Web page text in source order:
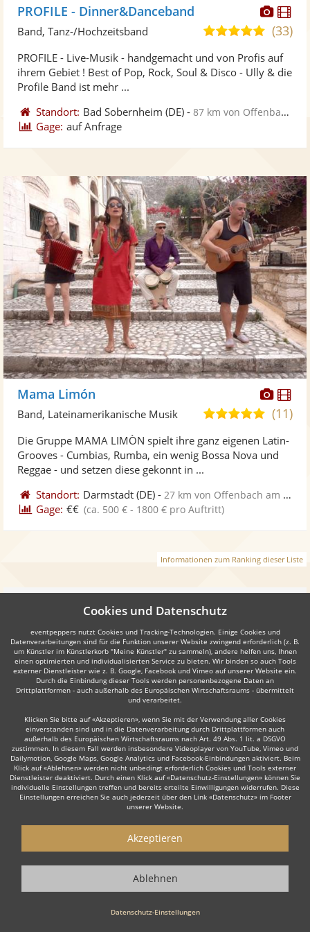
Fotos
PROFILE - Dinner&Danceband
5,0
5
(33)
Band, Tanz-/Hochzeitsband
PROFILE - Live-Musik - handgemacht und von Profis auf
ihrem Gebiet ! Best of Pop, Rock, Soul & Disco - Ully & die
Profile Band ist mehr ...
Standort: Bad Sobernheim (DE) -87 km von Offenbach am Main
Gage: auf Anfrage
Fotos
Mama Limón
5,0
5
(11)
Band, Lateinamerikanische Musik
Die Gruppe MAMA LIMÒN spielt ihre ganz eigenen Latin-
Grooves - Cumbias, Rumba, ein wenig Bossa Nova und
Reggae - und setzen diese gekonnt in ...
Standort: Darmstadt (DE) - 27 km von Offenbach am Main
Gage: €€ (ca. 500 € - 1800 € pro Auftritt)
Informationen zum Ranking dieser Liste
Weiter
Rock Top 40 Alternative Band Tanz- & Showband
Wie funktioniert's?
Starten Sie mit dem Button 'Kostenlos anfragen' eine Anfrage an die für
Sie interessanten Bands - also z. B. bestimmte Hochzeitsbands. Diesen
Button finden Sie auf den jeweiligen Künstler-Profil-Seiten der Musiker.
Cookies und Datenschutz
eventpeppers nutzt Cookies und Tracking-Technologien. Einige Cookies und
Datenverarbeitungen sind für die Funktion unserer Website zwingend erforderlich (z. B.
um Künstler im Künstlerkorb "Meine Künstler" zu sammeln), andere helfen uns, Ihnen
einen optimierten und individualisierten Service zu bieten. Wir binden so auch Tools
externer Dienstleister wie z. B. Google, Facebook und Vimeo auf unserer Website ein.
Durch die Einbindung dieser Tools werden personenbezogene Daten an
Drittplattformen - auch außerhalb des Europäischen Wirtschaftsraums - übermittelt
und verarbeitet.
Klicken Sie bitte auf «Akzeptieren», wenn Sie mit der Verwendung aller Cookies
einverstanden sind und in die Datenverarbeitung durch Drittplattformen auch
außerhalb des Europäischen Wirtschaftsraums nach Art. 49 Abs. 1 lit. a DSGVO
zustimmen. In diesem Fall werden insbesondere Videoplayer von YouTube, Vimeo und
Dailymotion, Google Maps, Google Analytics und Facebook-Einbindungen aktiviert. Beim
Klick auf «Ablehnen» werden nicht unbedingt erforderlich Cookies und Tools externer
Dienstleister deaktiviert. Durch einen Klick auf «Datenschutz-Einstellungen» können Sie
individuelle Einstellungen treffen und bereits erteilte Einwilligungen widerrufen. Diese
Einstellungen erreichen Sie auch jederzeit über den Link «Datenschutz» im Footer
unserer Website.
Datenschutz-Einstellungen
Akzeptieren
Ablehnen